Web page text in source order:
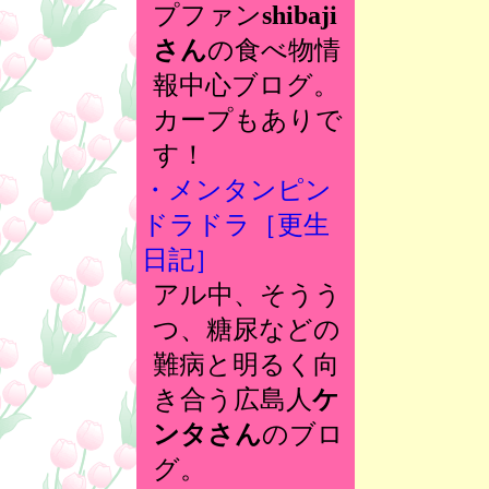
プファンshibaji
さんの食べ物情
報中心ブログ。
カープもありで
す！
・メンタンピン
ドラドラ［更生
日記］
アル中、そうう
つ、糖尿などの
難病と明るく向
き合う広島人ケ
ンタさんのブロ
グ。